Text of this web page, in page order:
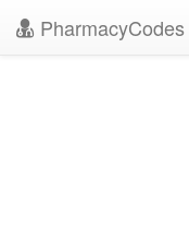
PharmacyCodes